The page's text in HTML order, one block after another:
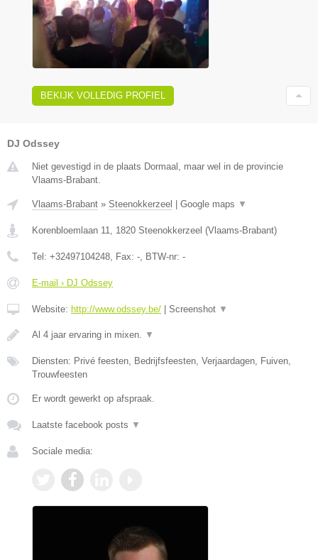
BEKIJK VOLLEDIG PROFIEL
DJ Odssey
Niet gevestigd in de plaats Dormaal, maar wel in de provincie
Vlaams-Brabant.
Vlaams-Brabant » Steenokkerzeel Google maps ▼
Korenbloemlaan 11 1820 Steenokkerzeel (Vlaams-Brabant)
Tel: +32497104248 , Fax: - , BTW-nr: -
E-mail › DJ Odssey
Website: http://www.odssey.be/ Screenshot ▼
Al 4 jaar ervaring in mixen. ▼
Diensten: Privé feesten, Bedrijfsfeesten, Verjaardagen, Fuiven,
Trouwfeesten
Er wordt gewerkt op afspraak.
Laatste facebook posts ▼
Sociale media: